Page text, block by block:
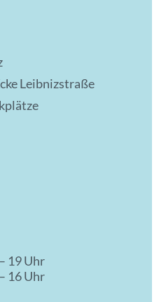
Leibnizstraße
19 Uhr
16 Uhr